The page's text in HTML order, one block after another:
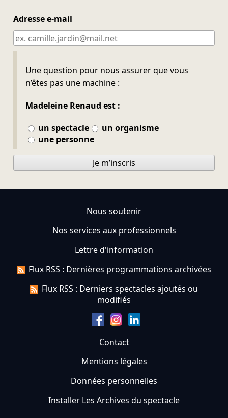
Adresse e-mail
Une question pour nous assurer que vous
n’êtes pas une machine :
Madeleine Renaud est :
un spectacle
un organisme
une personne
Ne pas remplir
Je m’inscris
Nous soutenir
Nos services aux professionnels
Lettre d'information
Flux RSS : Dernières programmations archivées
Flux RSS : Derniers spectacles ajoutés ou
modifiés
Contact
Mentions légales
Données personnelles
Installer Les Archives du spectacle